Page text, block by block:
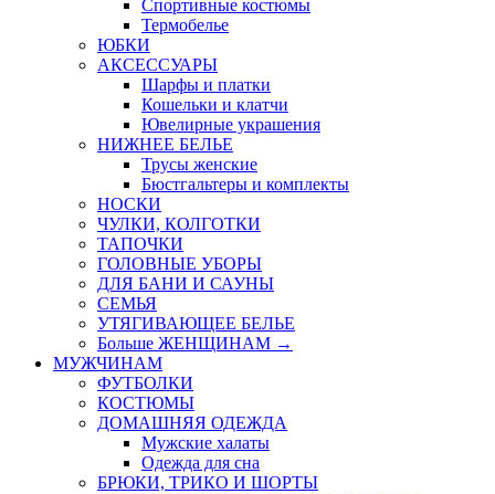
Спортивные костюмы
Термобелье
ЮБКИ
AКСЕССУАРЫ
Шарфы и платки
Кошельки и клатчи
Ювелирные украшения
НИЖНЕЕ БЕЛЬЕ
Трусы женские
Бюстгальтеры и комплекты
НОСКИ
ЧУЛКИ, КОЛГОТКИ
ТАПОЧКИ
ГОЛОВНЫЕ УБОРЫ
ДЛЯ БАНИ И САУНЫ
СЕМЬЯ
УТЯГИВАЮЩЕЕ БЕЛЬЕ
Больше ЖЕНЩИНАМ →
МУЖЧИНАМ
ФУТБОЛКИ
КОСТЮМЫ
ДОМАШНЯЯ ОДЕЖДА
Мужские халаты
Одежда для сна
БРЮКИ, ТРИКО И ШОРТЫ